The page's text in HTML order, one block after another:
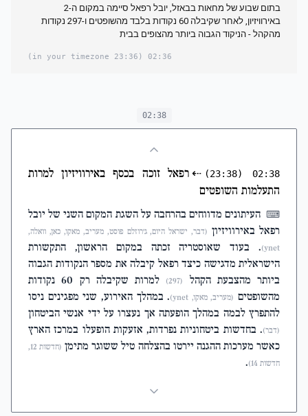
בתום שבוע של מחאות בבאזל, יובל רפאל סיימה במקום ה-2
באירוויזיון, לאחר שקיבלה 60 נקודות בלבד מהשופטים ו-297 נקודות
מהקהל - הניקוד הגבוה ביותר מהצופים בבית
02:36
(23:36 in your timezone)
02:38
02:38
(23:38)
⇠רפאל זוכה בכסף באירוויזיון למרות
התעלמות השופטים
⌨ העיתונים מדווחים בהרחבה על השגת המקום השני של יובל
רפאל באירוויזיון (דבר, ישראל היום, ג'רוזלם פוסט, מעריב, מאקו, כאן, וואלה,
ynet) . בעוד שאוסטריה זכתה במקום הראשון, התקשורת
הישראלית מדגישה כיצד רפאל קיבלה את מספר הנקודות הגבוה
ביותר מהצבעת הקהל
(297)
למרות שקיבלה רק 60 נקודות
מהשופטים (מעריב, מאקו, ynet)
. במהלך האירוע, שני מפגינים ניסו
להתפרץ לבמה במהלך הופעתה אך נעצרו על ידי אנשי הביטחון
(דבר). בחדשות ביטחוניות נפרדות, אזעקות הופעלו במרכז הארץ
כאשר מערכות ההגנה יירטו בהצלחה טיל ששוגר מתימן
(חדשות 12,
חדשות 14)
.